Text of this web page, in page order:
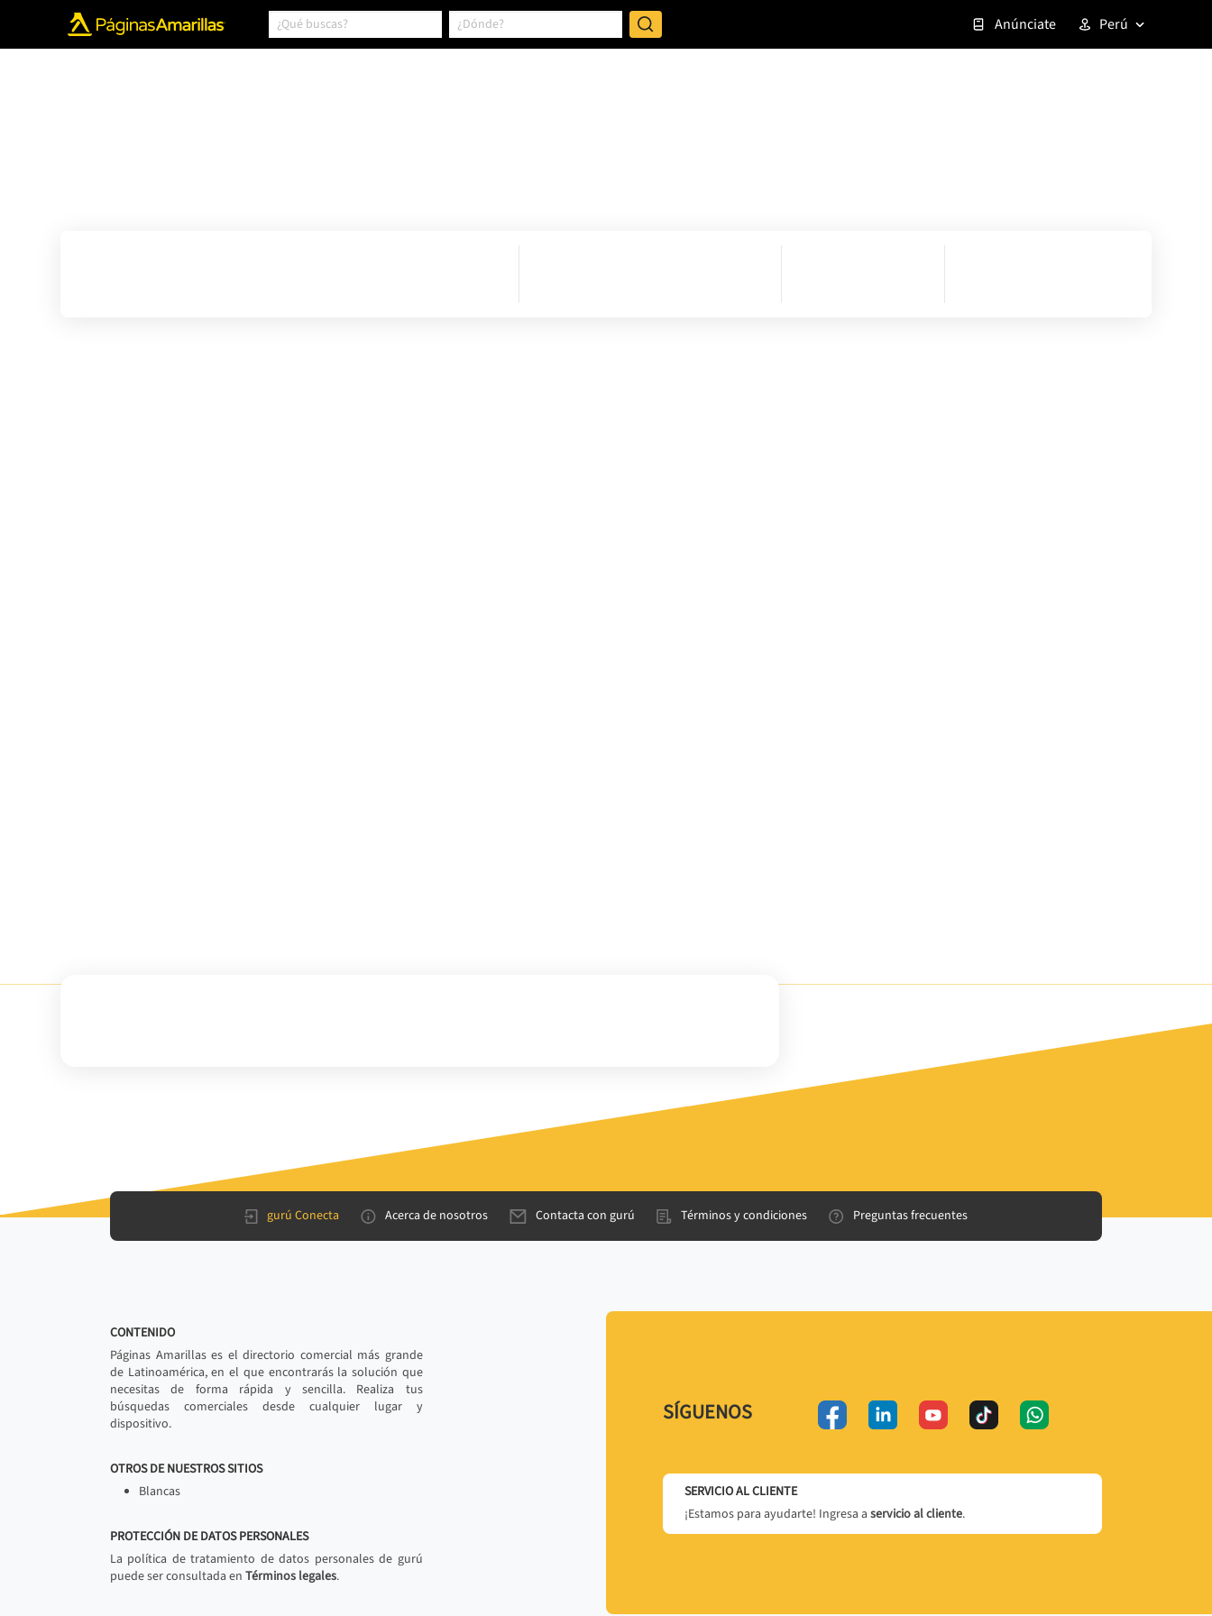
Anúnciate Perú
gurú Conecta Acerca de nosotros Contacta con gurú Términos y condiciones Preguntas frecuentes
CONTENIDO
Páginas Amarillas es el directorio comercial más grande
de Latinoamérica, en el que encontrarás la solución que
necesitas de forma rápida y sencilla. Realiza tus
búsquedas comerciales desde cualquier lugar y
dispositivo.
OTROS DE NUESTROS SITIOS
Blancas
PROTECCIÓN DE DATOS PERSONALES
La política de tratamiento de datos personales de gurú
puede ser consultada en Términos legales.
SÍGUENOS
SERVICIO AL CLIENTE
¡Estamos para ayudarte! Ingresa a servicio al cliente.